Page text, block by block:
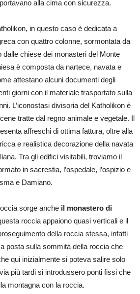
alla cima con sicurezza.
in questo caso è dedicata a
con quattro colonne, sormontata da
dalle chiese dei monasteri del Monte
è composta da nartece, navata e
attestano alcuni documenti degli
giorni con il materiale trasportato sulla
L’iconostasi divisoria del Katholikon è
tratte dal regno animale e vegetale. Il
affreschi di ottima fattura, oltre alla
e realistica decorazione della navata
Tra gli edifici visitabili, troviamo il
in sacrestia, l’ospedale, l’ospizio e
e Damiano.
sorge anche il monastero di
roccia appaiono quasi verticali e il
della roccia stessa, infatti
posta sulla sommità della roccia che
qui inizialmente si poteva salire solo
più tardi si introdussero ponti fissi che
montagna con la roccia.